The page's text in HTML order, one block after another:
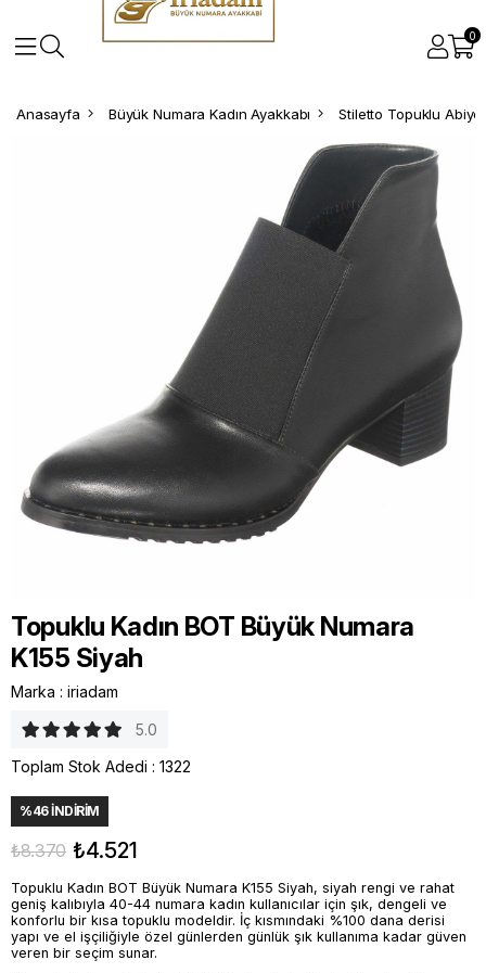
0
Anasayfa Büyük Numara Kadın Ayakkabı Stiletto Topuklu Abiye
Topuklu Kadın BOT Büyük Numara
K155 Siyah
Marka : iriadam
5.0
Toplam Stok Adedi : 1322
%46İNDIRIM
₺8.370 ₺4.521
Topuklu Kadın BOT Büyük Numara K155 Siyah, siyah rengi ve rahat
geniş kalıbıyla 40-44 numara kadın kullanıcılar için şık, dengeli ve
konforlu bir kısa topuklu modeldir. İç kısmındaki %100 dana derisi
yapı ve el işçiliğiyle özel günlerden günlük şık kullanıma kadar güven
veren bir seçim sunar.